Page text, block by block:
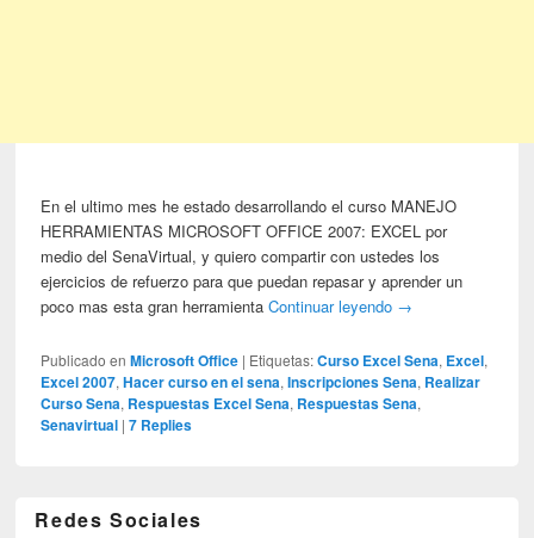
En el ultimo mes he estado desarrollando el curso MANEJO
HERRAMIENTAS MICROSOFT OFFICE 2007: EXCEL por
medio del SenaVirtual, y quiero compartir con ustedes los
ejercicios de refuerzo para que puedan repasar y aprender un
poco mas esta gran herramientaContinuar leyendo →
Publicado en Microsoft Office | Etiquetas: Curso Excel Sena, Excel,
Excel 2007,Hacer curso en el sena,Inscripciones Sena, Realizar
Curso Sena, Respuestas Excel Sena, Respuestas Sena,
Senavirtual |7 Replies
Redes Sociales